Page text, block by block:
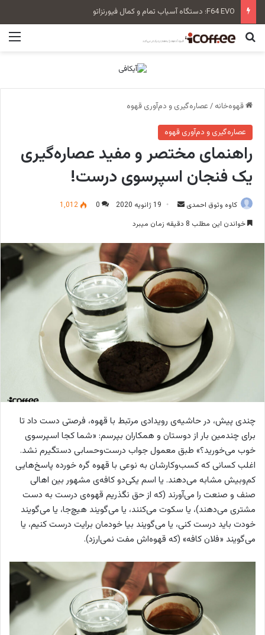
سن‌رمو زویی بلند Tall Cup
جستجو برای
قهوه‌خانه / عصاره‌گیری و دم‌آوری قهوه
عصاره‌گیری و دم‌آوری قهوه
راهنمای مختصر و مفید عصاره‌گیری
یک فنجان اسپرسوی درست!
کاوه وثوق احمدی
ل
ا
ی
م
19 ژانویه 2020 0
1,012
خواندن این مطلب 8 دقیقه زمان میبرد
چندی پیش، در حاشیه‌ی رویدادی مرتبط با قهوه، فرصتی دست داد تا
برای چندمین بار از دوستان و همکاران بپرسم: «شما کجا اسپرسوی
خوب می‌خورید؟» طبق معمول جواب درست‌وحسابی دستگیرم نشد.
اغلب کسانی که کسب‌وکارشان به نوعی با قهوه گره خورده پاسخ‌هایی
کم‌وبیش مشابه می‌دهند. یا اسم یکی‌دو کافه‌ی مشهور بین اهالی
صنف و صنعت را می‌آورند (که از حق نگذریم قهوه‌ی درست به دست
مشتری می‌دهند)، یا سکوت می‌کنند، یا می‌گویند هیچ‌جا، یا می‌گویند
خودت باید درست کنی، یا می‌گویند بیا خودمان برایت درست کنیم، یا
می‌‌گویند «فلان کافه» (که قهوه‌اش مفت نمی‌ارزد).